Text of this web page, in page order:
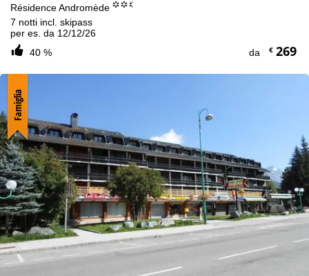
Résidence Andromède °°.
7 notti incl. skipass
per es. da 12/12/26
40 %
da €269
Famiglia